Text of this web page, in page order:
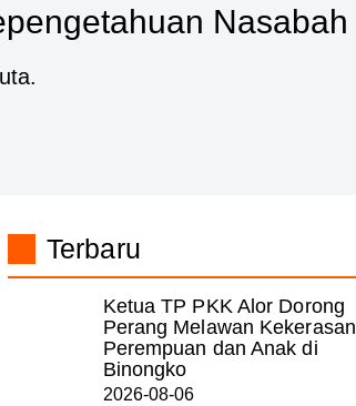
Nasabah
Terbaru
Ketua TP PKK Alor Dorong
Perang Melawan Kekerasan
Perempuan dan Anak di
Binongko
2026-08-06